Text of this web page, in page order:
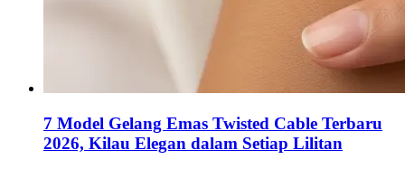
7 Model Gelang Emas Twisted Cable Terbaru
2026, Kilau Elegan dalam Setiap Lilitan